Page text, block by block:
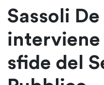
Sassoli
interviene
sfide del